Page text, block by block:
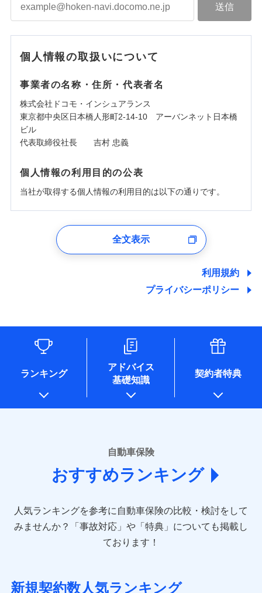
個人情報の取扱いについて
事業者の名称・住所・代表者名
株式会社ドコモ・インシュアランス
東京都中央区日本橋人形町2-14-10 アーバンネット日本橋
ビル
代表取締役社長 吉村 忠義
個人情報の利用目的の公表
当社が取得する個人情報の利用目的は以下の通りです。
ユーザー登録受付および、管理のため
しくは委託を受けている保険会社・提携会社の保険その他に
関する情報を提供し、金融商品等の契約を勧奨するため、ま
た維持管理等の委託業務遂行のため、またそれらに付帯、関
情報を取引のある他の保険会社の商品・サービスをご提案す
るために利用させていただくことがあります。）
各種セミナーの開催のため
コンサルティングサービスの実施のため
アンケートやキャンペーン等の実施のため
上記に係る案内・手続き・管理等付帯業務を行うため
* 当社が委託を受けている保険会社の情報は、保険会社のホ
ームページに掲載しておりますので、ご確認ください。
あいおいニッセイ同和損害保険株式会社
(https://www.aioinissaydowa.co.jp/)
アクサ損害保険株式会社 (https://www.axa-
direct.co.jp/)
sompo.co.jp/)
東京海上ダイレクト損害保険株式会社 (https://www.e-
AIG損害保険株式会社 (https://www.aig.co.jp/sonpo)
ジェイアイ傷害火災保険株式会社
全文表示
利用規約
プライバシーポリシー
ランキング
アドバイス
基礎知識
契約者特典
自動車保険
おすすめランキング
人気ランキングを参考に自動車保険の比較・検討をして
みませんか？
「事故対応」や「特典」についても掲載し
ております！
新規契約数人気ランキング